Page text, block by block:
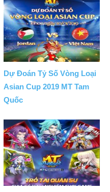
Dự Đoán Tỷ Số Vòng Loại
Asian Cup 2019 MT Tam
Quốc